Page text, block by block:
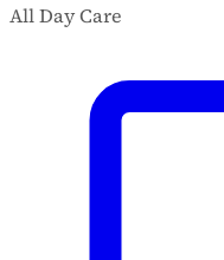
All Day Care